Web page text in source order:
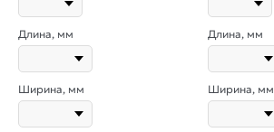
Длина, мм
Ширина, мм
Длина, мм
Ширина, мм